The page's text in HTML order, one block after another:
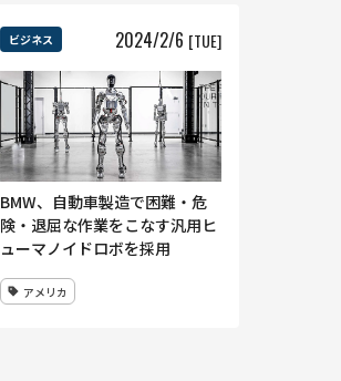
ビジネス 2024/2/6 [TUE]
BMW、自動車製造で困難・危
険・退屈な作業をこなす汎用ヒ
ューマノイドロボを採用
アメリカ